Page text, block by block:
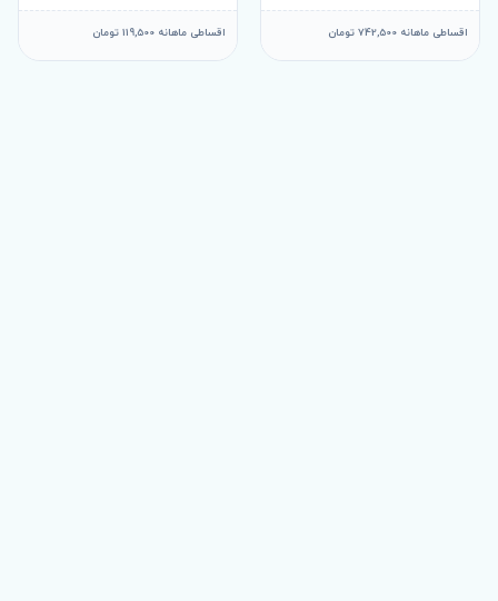
اقساطی ماهانه 742,500 تومان اقساطی ماهانه 119,500 تومان